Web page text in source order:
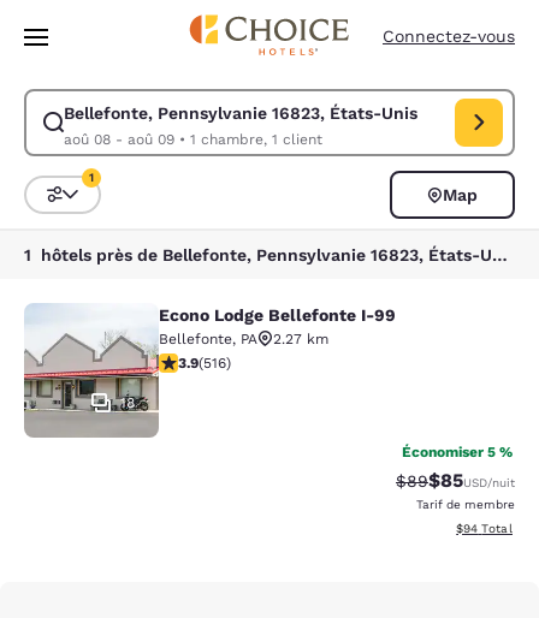
Passer à Contenu Principal
Connectez-vous
Bellefonte, Pennsylvanie 16823, États-Unis
aoû 08 - aoû 09• 1 chambre, 1 client
Modifiez la recherche pour Bellefonte, Pennsylvanie 16823, États-
Trier et filtrer
1
Map
1 hôtels près de Bellefonte, Pennsylvanie 16823, États-Unis correspondant à vos filtres
Econo Lodge Bellefonte I-99
18
Econo Lodge Bellefonte I-99
Bellefonte, PA
2.27 km
3.92 étoiles. Bien. 516 commentaires
3.9(516)
Économiser 5 %
Tarif barré :
$89Tarif réduit :
$85USD/nuit
Tarif de membre
Afficher les
$94 Total